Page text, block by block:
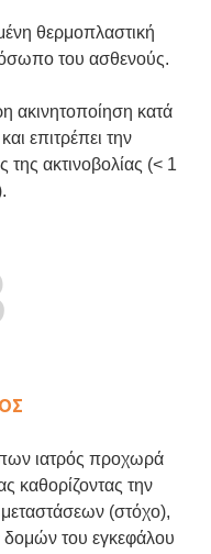
θερμοπλαστική
του ασθενούς.
ακινητοποίηση κατά
επιτρέπει την
της ακτινοβολίας (< 1
ιατρός προχωρά
καθορίζοντας την
(στόχο),
δομών του εγκεφάλου